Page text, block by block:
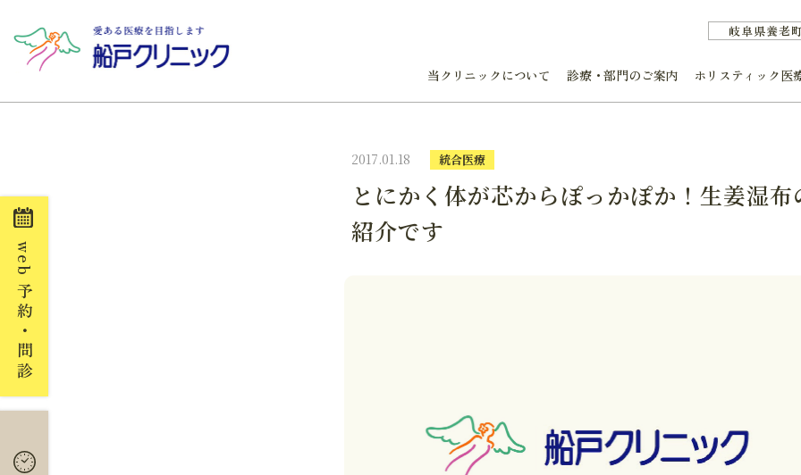
当クリニックについて 診療・部門のご案内 ホリスティック医
岐阜県養老
2017.01.18 統合医療
とにかく体が芯からぽっかぽか！生姜湿布
紹介です
web
予約・問診